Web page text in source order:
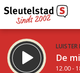
LUISTER
De
12.00 -